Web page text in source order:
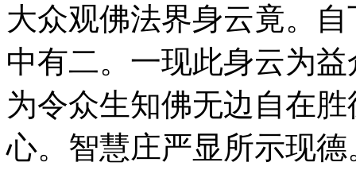
大众观佛法界身云竟。
中有二。一现此身云为
为令众生知佛无边自在
心。智慧庄严显所示现